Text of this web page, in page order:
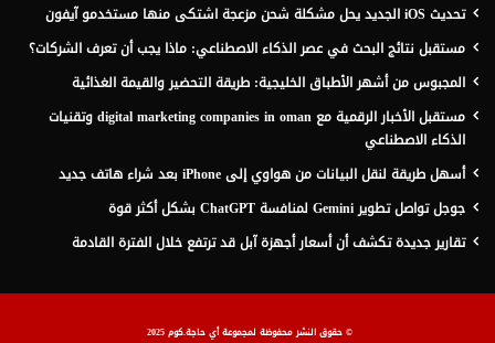
تحديث iOS الجديد يحل مشكلة شحن مزعجة اشتكى منها مستخدمو آيفون
مستقبل نتائج البحث في عصر الذكاء الاصطناعي: ماذا يجب أن تعرف الشركات؟
المجبوس من أشهر الأطباق الخليجية: طريقة التحضير والقيمة الغذائية
مستقبل الأخبار الرقمية مع digital marketing companies in oman وتقنيات
الذكاء الاصطناعي
أسهل طريقة لنقل البيانات من هواوي إلى iPhone بعد شراء هاتف جديد
جوجل تواصل تطوير Gemini لمنافسة ChatGPT بشكل أكثر قوة
تقارير جديدة تكشف أن أسعار أجهزة آبل قد ترتفع خلال الفترة القادمة
© حقوق النشر محفوظة لمجموعة أي حاجة.كوم 2025